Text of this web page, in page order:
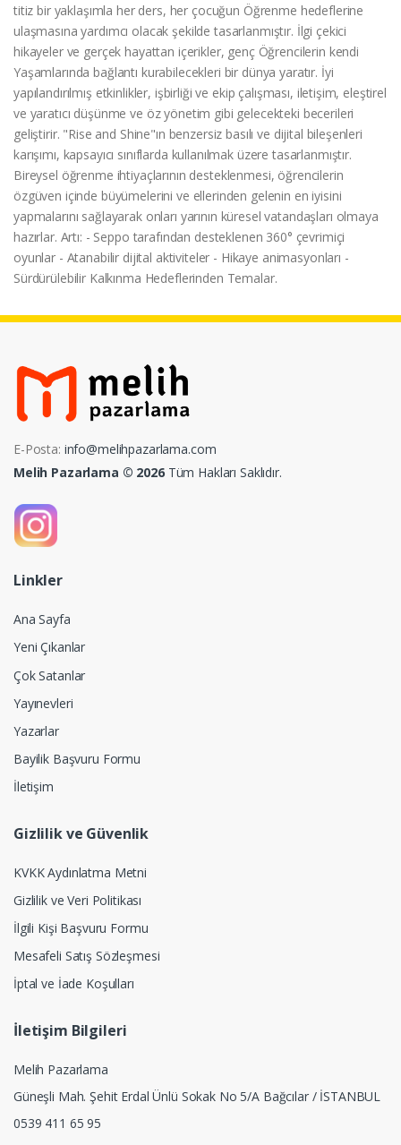
titiz bir yaklaşımla her ders, her çocuğun Öğrenme hedeflerine
ulaşmasına yardımcı olacak şekilde tasarlanmıştır. İlgi çekici
hikayeler ve gerçek hayattan içerikler, genç Öğrencilerin kendi
Yaşamlarında bağlantı kurabilecekleri bir dünya yaratır. İyi
yapılandırılmış etkinlikler, işbirliği ve ekip çalışması, iletişim, eleştirel
ve yaratıcı düşünme ve öz yönetim gibi gelecekteki becerileri
geliştirir. "Rise and Shine"ın benzersiz basılı ve dijital bileşenleri
karışımı, kapsayıcı sınıflarda kullanılmak üzere tasarlanmıştır.
Bireysel öğrenme ihtiyaçlarının desteklenmesi, öğrencilerin
özgüven içinde büyümelerini ve ellerinden gelenin en iyisini
yapmalarını sağlayarak onları yarının küresel vatandaşları olmaya
hazırlar. Artı: - Seppo tarafından desteklenen 360° çevrimiçi
oyunlar - Atanabilir dijital aktiviteler - Hikaye animasyonları -
Sürdürülebilir Kalkınma Hedeflerinden Temalar.
E-Posta: info@melihpazarlama.com
Melih Pazarlama © 2026Tüm Hakları Saklıdır.
Linkler
Ana Sayfa
Yeni Çıkanlar
Çok Satanlar
Yayınevleri
Yazarlar
Bayilik Başvuru Formu
İletişim
Gizlilik ve Güvenlik
KVKK Aydınlatma Metni
Gizlilik ve Veri Politikası
İlgili Kişi Başvuru Formu
Mesafeli Satış Sözleşmesi
İptal ve İade Koşulları
İletişim Bilgileri
Melih Pazarlama
Güneşli Mah. Şehit Erdal Ünlü Sokak No 5/A Bağcılar / İSTANBUL
0539 411 65 95